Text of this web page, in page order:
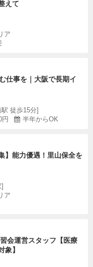
えて
ア
仕事を｜大阪で長期イ
徒歩15分]
半年からOK
】能力優遇！里山保全を
ア
会運営スタッフ【医療
象】